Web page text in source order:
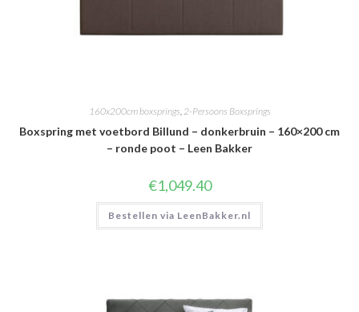
160x200cm boxsprings 2-Persoons Boxsprings
Boxspring met voetbord Billund – donkerbruin – 160×200 cm
– ronde poot – Leen Bakker
€1,049.40
Bestellen via LeenBakker.nl